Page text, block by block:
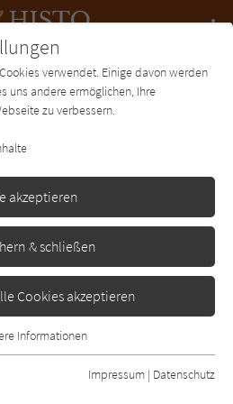
Charts Newsletter
der Zeit
0
verwendet. Einige davon werden
uns andere ermöglichen, Ihre
zu verbessern.
akzeptieren
& schließen
Cookies akzeptieren
grundlegende Funktionen der
gewährleistet, dass die Webseite
Informationen
Impressum | Datenschutz